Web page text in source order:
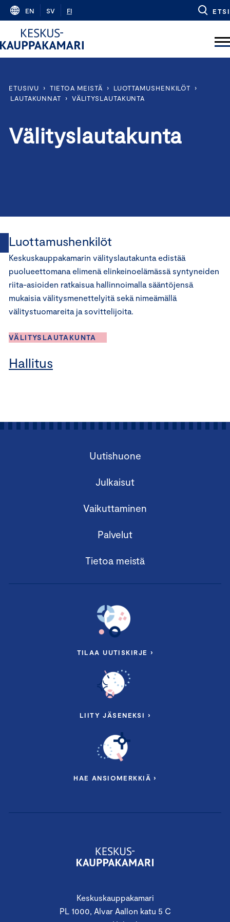
Skip
content
EN SV FI ETSI
ETUSIVU › TIETOA MEISTÄ › LUOTTAMUSHENKILÖT
›
LAUTAKUNNAT
› VÄLITYSLAUTAKUNTA
Välityslautakunta
Luottamushenkilöt
Keskuskauppakamarin välityslautakunta edistää
puolueettomana elimenä elinkeinoelämässä syntyneiden
riita-asioiden ratkaisua hallinnoimalla sääntöjensä
mukaisia välitysmenettelyitä sekä nimeämällä
välitystuomareita ja sovittelijoita.
VÄLITYSLAUTAKUNTA
Hallitus
Keskuskauppakamari
PL 1000, Alvar Aallon katu 5 C
Uutishuone
Julkaisut
Vaikuttaminen
Palvelut
Tietoa meistä
TILAA UUTISKIRJE ›
LIITY JÄSENEKSI ›
HAE ANSIOMERKKIÄ ›